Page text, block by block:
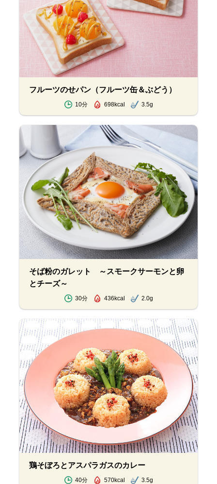
フルーツのせパン（フルーツ缶＆ぶどう）
10分 698kcal 3.5g
そば粉のガレット ～スモークサーモンと卵
とチーズ～
30分 436kcal 2.0g
鶏そぼろとアスパラガスのカレー
40分 570kcal 3.5g